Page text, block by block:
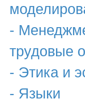
-
трудовые
- Этика и
- Языки